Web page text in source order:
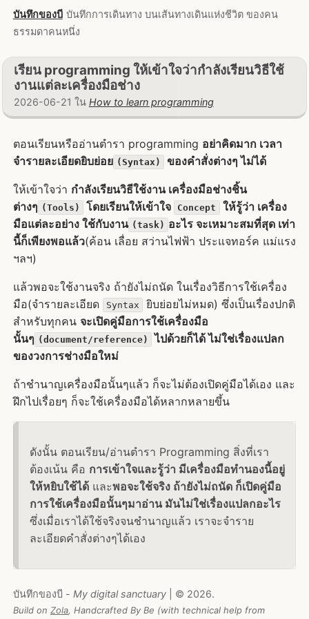
บันทึกของบี บันทึกการเดินทาง บนเส้นทางเดินแห่งชีวิต ของคน
ธรรมดาคนหนึ่ง
เรียน programming ให้เข้าใจว่ากำลังเรียนวิธีใช้
งานแต่ละเครื่องมือช่าง
2026-06-21 ใน How to learn programming
ตอนเรียนหรืออ่านตำรา programming อย่าคิดมาก เวลา
จำรายละเอียดยิบย่อย (Syntax) ของคำสั่งต่างๆ ไม่ได้
ให้เข้าใจว่า กำลังเรียนวิธีใช้งาน เครื่องมือช่างชิ้น
ต่างๆ (Tools) โดยเรียนให้เข้าใจ Concept
ให้รู้ว่า เครื่อง
มือแต่ละอย่าง ใช้กับงาน (task) อะไร จะเหมาะสมที่สุด เท่า
นี้ก็เพียงพอแล้ว(ค้อน เลื่อย สว่านไฟฟ้า ประแจทอร์ค แม่แรง
ฯลฯ)
แล้วพอจะใช้งานจริง ถ้ายังไม่ถนัด ในเรื่องวิธีการใช้เครื่อง
มือ(จำรายละเอียด
Syntax
ยิบย่อยไม่หมด) ซึ่งเป็นเรื่องปกติ
สำหรับทุกคน จะเปิดคู่มือการใช้เครื่องมือ
นั้นๆ (document/reference)
ไปด้วยก็ได้ ไม่ใช่เรื่องแปลก
ของวงการช่างมือใหม่
ถ้าชำนาญเครื่องมือนั้นๆแล้ว ก็จะไม่ต้องเปิดคู่มือได้เอง และ
ฝึกไปเรื่อยๆ ก็จะใช้เครื่องมือได้หลากหลายขึ้น
ดังนั้น ตอนเรียน/อ่านตำรา Programming สิ่งที่เรา
ต้องเน้น คือ การเข้าใจและรู้ว่า มีเครื่องมือทำนองนี้อยู่
ให้หยิบใช้ได้และพอจะใช้จริง ถ้ายังไม่ถนัด ก็เปิดคู่มือ
การใช้เครื่องมือนั้นๆมาอ่าน มันไม่ใช่เรื่องแปลกอะไร
ซึ่งเมื่อเราได้ใช้จริงจนชำนาญแล้ว เราจะจำราย
ละเอียดคำสั่งต่างๆได้เอง
บันทึกของบี - My digital sanctuary| © 2026.
Build on Zola, Handcrafted By Be (with technical help from